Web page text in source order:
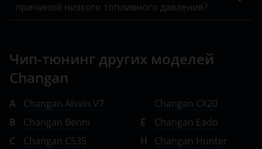
причиной низкого топливного давления?
Чип-тюнинг других моделей
Changan
A
Changan Alsvin V7
B
Changan Benni
C
Changan CS35
Changan CX20
E
Changan Eado
H
Changan Hunter